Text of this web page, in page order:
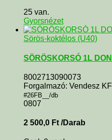
25 van.
Gyorsnézet
Sörös-koktélos (U40)
SÖRÖSKORSÓ 1L
8002713090073
Forgalmazó: Vendesz
#26FB__/db
0807
2 500,0 Ft /Darab